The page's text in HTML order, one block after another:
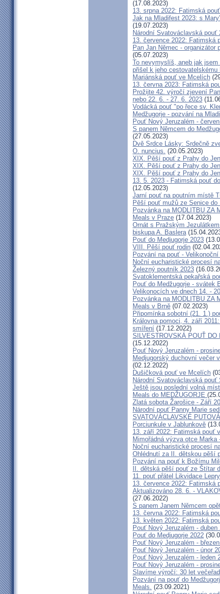
(17.08.2023)
13. srpna 2022: Fatimská
Jak na Mladifest 2023: s
(19.07.2023)
Národní Svatováclavská pouť
13. července 2022: Fatimská
Pan Jan Němec -
(05.07.2023)
To nevymyslíš, aneb jak
přišel k jeho cestovatelskému
Mariánská pouť ve Mcelích
13. června 2023: Fatimská
Prožijte 42. výročí zjevení
nebo 22. 6. - 27. 6. 2023
Vodácká pouť "po řece sv.
Medžugorje - pozvání na
Pouť Nový Jeruzalém -
S panem Němcem do
(27.05.2023)
Dvě Srdce Lásky: Srdečně
O. nuncius. (20.05.2023)
XIX. Pěší pouť z Prahy do
XIX. Pěší pouť z Prahy do
XIX. Pěší pouť z Prahy do
13. 5. 2023 - Fatimská pouť
(12.05.2023)
Jarní pouť na poutním místě
Pěší pouť mužů ze Senice do
Pozvánka na MODLITBU ZA
Meals v Praze (17.04.2023)
Ornát s Pražským
biskupa A. Baslera
Pouť do Medjugorje 2023
VIII. Pěší pouť rodin
Pozvání na pouť -
Noční eucharistické procesí
Železný poutník 2023
Svatoklementská pekařská
Pouť do Medžugorje - svátek
Velikonocích ve dnech 14. -
Pozvánka na MODLITBU ZA
Meals v Brně (07.02.2023)
Připomínka sobotní (21. 1.)
Královna pomoci, 4. září
smíření (17.12.2022)
SILVESTROVSKÁ POUŤ DO
(15.12.2022)
Pouť Nový Jeruzalém -
Medjugorský duchovní večer
(02.12.2022)
Dušičková pouť ve Mcelích
Národní Svatováclavská pouť
Ještě jsou poslední volná
Meals do MEDŽUGORJE
Zlatá sobota Žarošice - Září
Národní pouť Panny Marie
SVATOVÁCLAVSKÉ
Porciunkule v Jablunkově
13. září 2022: Fatimská pouť
Mimořádná výzva otce
Noční eucharistické procesí
Ohlédnutí za II. dětskou pěší
Pozvání na pouť k Božímu
II. dětská pěší pouť ze Štítar
11. pouť přátel Likvidace Lepry
13. července 2022: Fatimská
Aktualizováno 28. 6. -
(27.06.2022)
S panem Janem Němcem
13. června 2022: Fatimská
13. květen 2022: Fatimská
Pouť Nový Jeruzalém - duben
Pouť do Medjugorje 2022
Pouť Nový Jeruzalém -
Pouť Nový Jeruzalém - únor
Pouť Nový Jeruzalém - leden
Pouť Nový Jeruzalém -
Slavíme výročí: 30 let
Pozvání na pouť do
Meals. (23.09.2021)